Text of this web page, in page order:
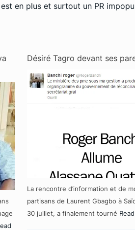
en plus et surtout un PR
Désiré Tagro devant ses
La rencontre d’information et de
partisans de Laurent Gbagbo à
30 juillet, a finalement tourné